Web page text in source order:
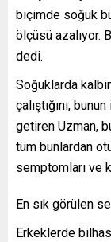
biçimde soğuk
ölçüsü azalıyor.
dedi.
Soğuklarda
çalıştığını,
getiren Uzman,
tüm bunlardan
semptomları ve
En sık görülen
Erkeklerde